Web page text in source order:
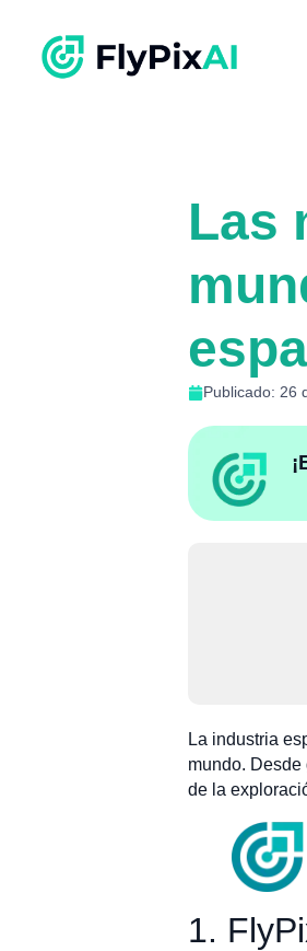
Las
Publicado: 26
La industria
mundo.
de la
1.